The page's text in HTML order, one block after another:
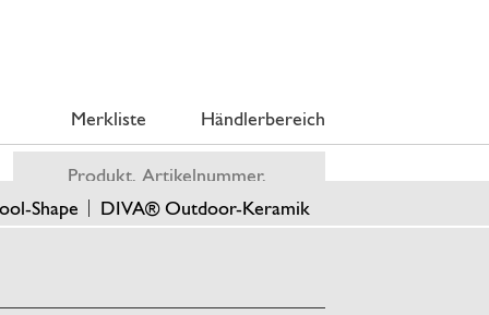
Merkliste Händlerbereich
Shape DIVA® Outdoor-Keramik